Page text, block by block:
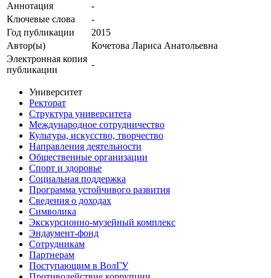
Аннотация
-
Ключевые cлова
-
Год публикации
2015
Автор(ы)
Кочетова Лариса Анатольевна
Электронная копия
публикации
-
Университет
Ректорат
Структура университета
Международное сотрудничество
Культура, искусство, творчество
Направления деятельности
Общественные организации
Спорт и здоровье
Социальная поддержка
Программа устойчивого развития
Сведения о доходах
Символика
Экскурсионно-музейный комплекс
Эндаумент-фонд
Сотрудникам
Партнерам
Поступающим в ВолГУ